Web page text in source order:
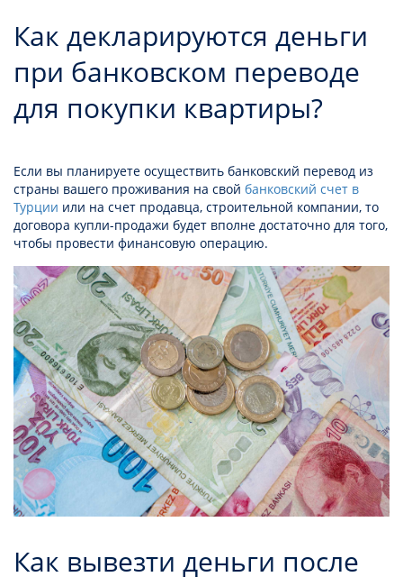
Как декларируются деньги
при банковском переводе
для покупки квартиры?
Если вы планируете осуществить банковский перевод из
страны вашего проживания на свой банковский счет в
Турции или на счет продавца, строительной компании, то
договора купли-продажи будет вполне достаточно для того,
чтобы провести финансовую операцию.
Как вывезти деньги после